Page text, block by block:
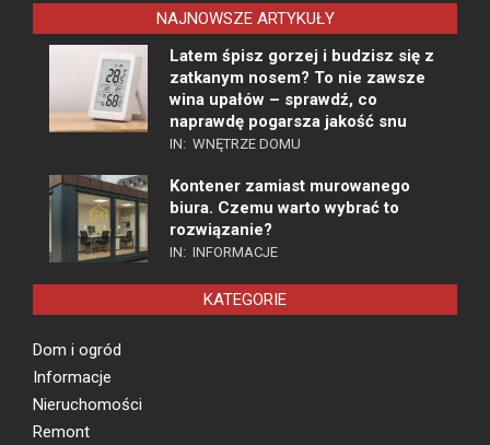
NAJNOWSZE ARTYKUŁY
Latem śpisz gorzej i budzisz się z
zatkanym nosem? To nie zawsze
wina upałów – sprawdź, co
naprawdę pogarsza jakość snu
IN: WNĘTRZE DOMU
Kontener zamiast murowanego
biura. Czemu warto wybrać to
rozwiązanie?
IN: INFORMACJE
KATEGORIE
Dom i ogród
Informacje
Nieruchomości
Remont